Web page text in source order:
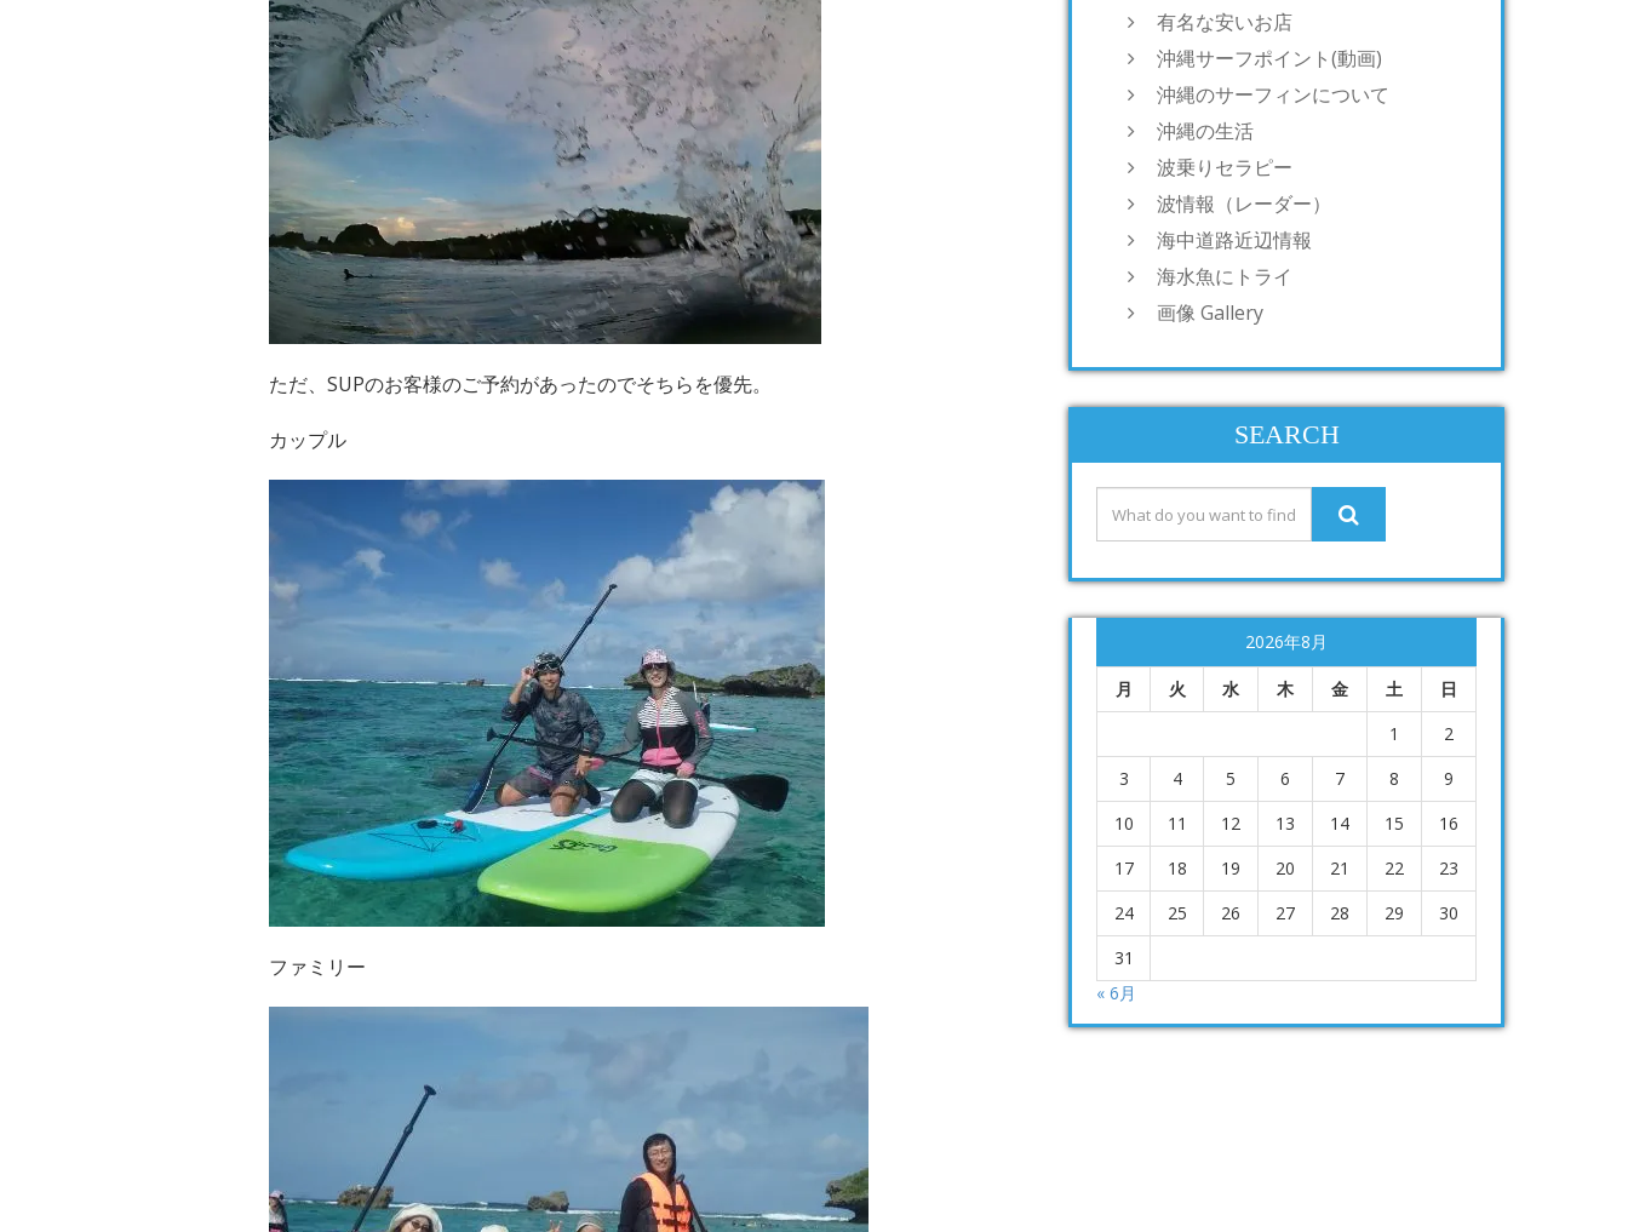
ただ、SUPのお客様のご予約があったのでそちらを優先。
カップル
ファミリー
有名な安いお店
沖縄サーフポイント(動画)
沖縄のサーフィンについて
沖縄の生活
波乗りセラピー
波情報（レーダー）
海中道路近辺情報
海水魚にトライ
画像 Gallery
SEARCH
2026年8月
月 火 水 木 金 土
日
1
2
3
4 5 6 7 8
9
10
11 12 13 14 15
16
17
18 19 20 21 22
23
24
25 26 27 28 29
30
31
« 6月